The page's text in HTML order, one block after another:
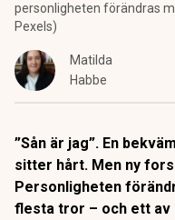
personligheten förändras
Pexels)
Matilda
Habbe
”Sån är jag”. En
sitter hårt. Men ny
Personligheten
flesta tror – och ett av